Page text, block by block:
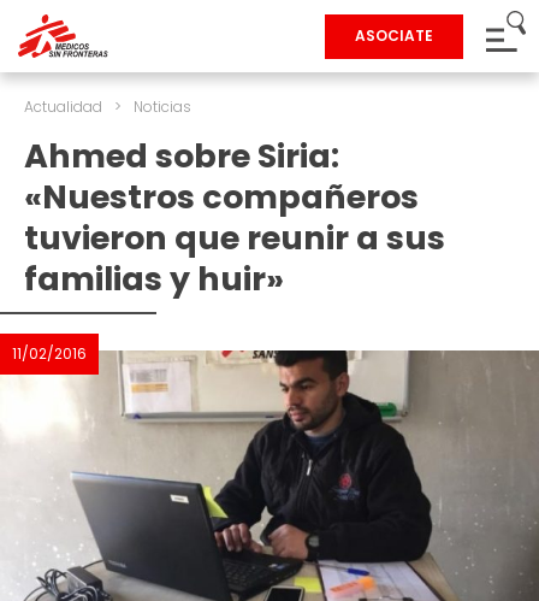
ASOCIATE
Actualidad > Noticias
Ahmed sobre Siria:
«Nuestros compañeros
tuvieron que reunir a sus
familias y huir»
11/02/2016